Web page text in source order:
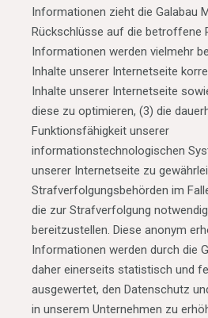
Informationen zieht die Galabau
Rückschlüsse auf die betroffene
Informationen werden vielmehr
Inhalte unserer Internetseite
Inhalte unserer Internetseite
diese zu optimieren, (3) die
Funktionsfähigkeit unserer
informationstechnologischen
unserer Internetseite zu
Strafverfolgungsbehörden im
die zur Strafverfolgung
bereitzustellen. Diese anonym
Informationen werden durch die
daher einerseits statistisch und
ausgewertet, den Datenschutz
in unserem Unternehmen zu